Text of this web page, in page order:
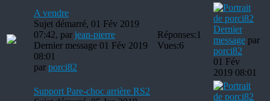
A vendre
Sujet démarré, 01 Fév 2019
07:42, par jean-pierre
Dernier message 01 Fév 2019
08:01
par porci82
Réponses:1
Vues:6
Dernier
message par
porci82
01 Fév
2019 08:01
Support Pare-choc arrière RS2